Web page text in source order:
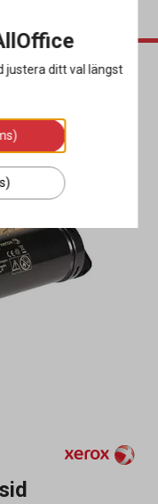
justera ditt val längst